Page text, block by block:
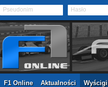
Pseudonim Hasło
F1 Online Aktualności Wyścigi